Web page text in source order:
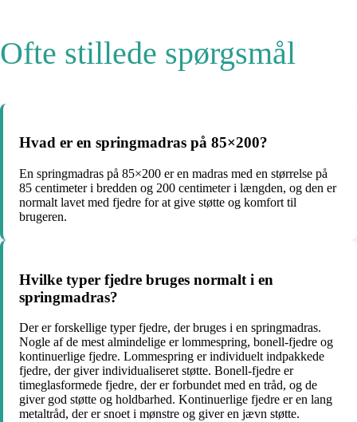
Ofte stillede spørgsmål
Hvad er en springmadras på 85×200?
En springmadras på 85×200 er en madras med en størrelse på
85 centimeter i bredden og 200 centimeter i længden, og den er
normalt lavet med fjedre for at give støtte og komfort til
brugeren.
Hvilke typer fjedre bruges normalt i en
springmadras?
Der er forskellige typer fjedre, der bruges i en springmadras.
Nogle af de mest almindelige er lommespring, bonell-fjedre og
kontinuerlige fjedre. Lommespring er individuelt indpakkede
fjedre, der giver individualiseret støtte. Bonell-fjedre er
timeglasformede fjedre, der er forbundet med en tråd, og de
giver god støtte og holdbarhed. Kontinuerlige fjedre er en lang
metaltråd, der er snoet i mønstre og giver en jævn støtte.